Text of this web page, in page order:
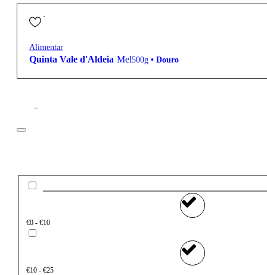
13,30€
Alimentar
Quinta Vale d'Aldeia Mel500g • Douro
Filtros
€0 - €10
€10 - €25